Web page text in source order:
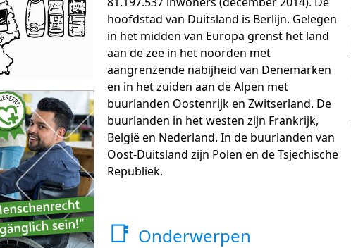
hoofdstad van Duitsland is Berlijn. Gelegen
in het midden van Europa grenst het land
aan de zee in het noorden met
aangrenzende nabijheid van Denemarken
en in het zuiden aan de Alpen met
buurlanden Oostenrijk en Zwitserland. De
buurlanden in het westen zijn Frankrijk,
België en Nederland. In de buurlanden van
Oost-Duitsland zijn Polen en de Tsjechische
Republiek.
📑 Onderwerpen